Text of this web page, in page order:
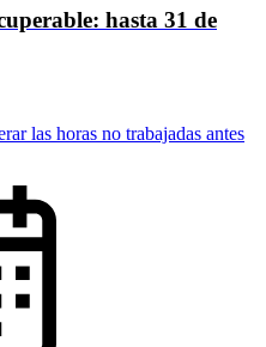
hasta 31 de
las horas no trabajadas antes